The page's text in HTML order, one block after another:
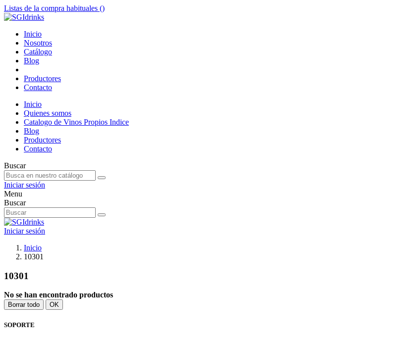
Listas de la compra habituales ()
Inicio
Nosotros
Catálogo
Blog
Productores
Contacto
Inicio
Quienes somos
Catalogo de Vinos Propios Indice
Blog
Productores
Contacto
Buscar
Iniciar sesión
Menu
Buscar
Iniciar sesión
Inicio
10301
10301
No se han encontrado productos
Borrar todo OK
SOPORTE